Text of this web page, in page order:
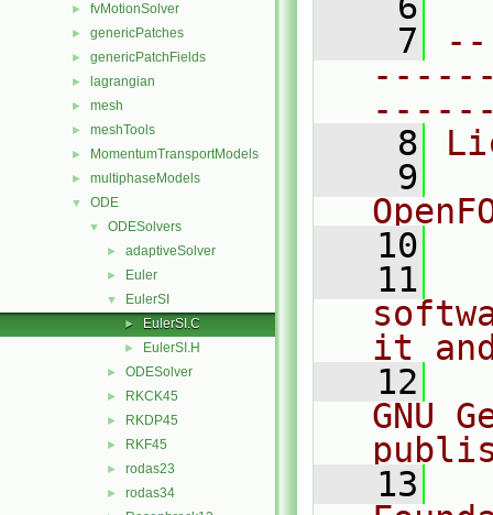
► fvMotionSolver
► genericPatches
► genericPatchFields
► lagrangian
► mesh
► meshTools
► MomentumTransportModels
► multiphaseModels
▼ ODE
▼ ODESolvers
► adaptiveSolver
► Euler
▼ EulerSI
► EulerSI.C
► EulerSI.H
► ODESolver
► RKCK45
► RKDP45
► RKF45
► rodas23
► rodas34
    7
    8
    9
   10
   11
it
   12
GNU
   13